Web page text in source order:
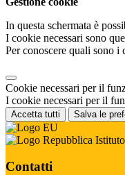
In questa schermata è
I cookie necessari sono
Per conoscere quali sono i
Cookie necessari per il
I cookie necessari per il
Accetta tutti Salva le
Contatti